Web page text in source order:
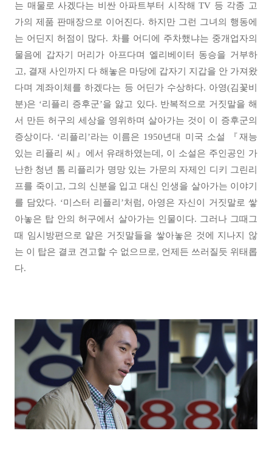
는 매물로 사겠다는 비싼 아파트부터 시작해 TV 등 각종 고
가의 제품 판매장으로 이어진다. 하지만 그런 그녀의 행동에
는 어딘지 허점이 많다. 차를 어디에 주차했냐는 중개업자의
물음에 갑자기 머리가 아프다며 엘리베이터 동승을 거부하
고, 결재 사인까지 다 해놓은 마당에 갑자기 지갑을 안 가져왔
다며 계좌이체를 하겠다는 등 어딘가 수상하다. 아영(김꽃비
분)은 ‘리플리 증후군’을 앓고 있다. 반복적으로 거짓말을 해
서 만든 허구의 세상을 영위하며 살아가는 것이 이 증후군의
증상이다. ‘리플리’라는 이름은 1950년대 미국 소설 『재능
있는 리플리 씨』에서 유래하였는데, 이 소설은 주인공인 가
난한 청년 톰 리플리가 명망 있는 가문의 자제인 디키 그린리
프를 죽이고, 그의 신분을 입고 대신 인생을 살아가는 이야기
를 담았다. ‘미스터 리플리’처럼, 아영은 자신이 거짓말로 쌓
아놓은 탑 안의 허구에서 살아가는 인물이다. 그러나 그때그
때 임시방편으로 얕은 거짓말들을 쌓아놓은 것에 지나지 않
는 이 탑은 결코 견고할 수 없으므로, 언제든 쓰러질듯 위태롭
다.